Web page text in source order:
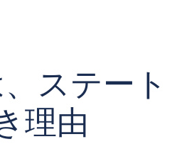
ステート
理由